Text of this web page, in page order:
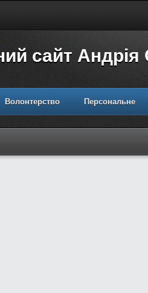
сайт Андрія
Волонтерство Персональне